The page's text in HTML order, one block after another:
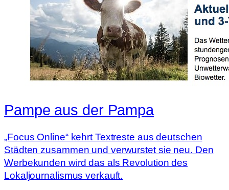
Pampe aus der Pampa
„Focus Online“ kehrt Textreste aus deutschen
Städten zusammen und verwurstet sie neu. Den
Werbekunden wird das als Revolution des
Lokaljournalismus verkauft.